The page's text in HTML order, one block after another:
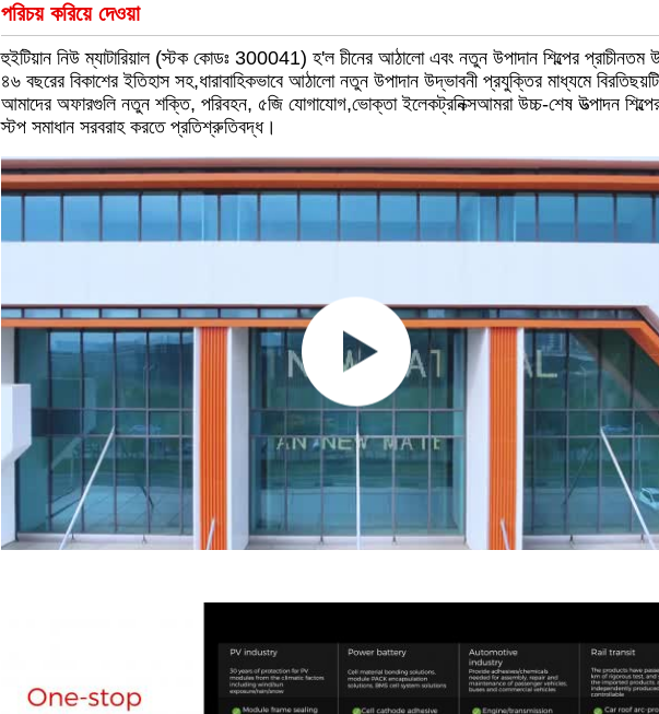
পরিচয় করিয়ে দেওয়া
হুইটিয়ান নিউ ম্যাটারিয়াল (স্টক কোডঃ 300041) হ'ল চীনের আঠালো এবং নতুন উপাদান শিল্পের
৪৬ বছরের বিকাশের ইতিহাস সহ,ধারাবাহিকভাবে আঠালো নতুন উপাদান উদ্ভাবনী প্রযুক্তির মাধ্যমে
আমাদের অফারগুলি নতুন শক্তি, পরিবহন, ৫জি যোগাযোগ,ভোক্তা ইলেকট্রনিক্সআমরা উচ্চ-শেষ উত্পাদন
স্টপ সমাধান সরবরাহ করতে প্রতিশ্রুতিবদ্ধ।